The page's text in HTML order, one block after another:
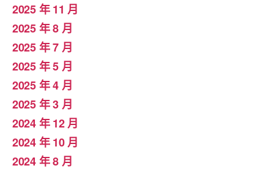
2025 年 11 月
2025 年 8 月
2025 年 7 月
2025 年 5 月
2025 年 4 月
2025 年 3 月
2024 年 12 月
2024 年 10 月
2024 年 8 月